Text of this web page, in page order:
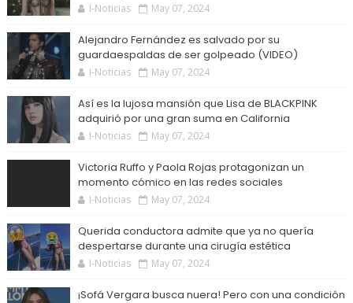
I-Noticias May 07, 2024
Alejandro Fernández es salvado por su
guardaespaldas de ser golpeado (VIDEO)
I-Noticias May 07, 2024
Así es la lujosa mansión que Lisa de BLACKPINK
adquirió por una gran suma en California
I-Noticias May 07, 2024
Victoria Ruffo y Paola Rojas protagonizan un
momento cómico en las redes sociales
I-Noticias May 07, 2024
Querida conductora admite que ya no quería
despertarse durante una cirugía estética
I-Noticias May 07, 2024
¡Sofá Vergara busca nuera! Pero con una condición